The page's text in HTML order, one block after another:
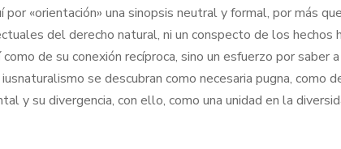
por «orientación» una sinopsis neutral y formal, por más
del derecho natural, ni un conspecto de los hechos
de su conexión recíproca, sino un esfuerzo por saber
se descubran como necesaria pugna, como
y su divergencia, con ello, como una unidad en la